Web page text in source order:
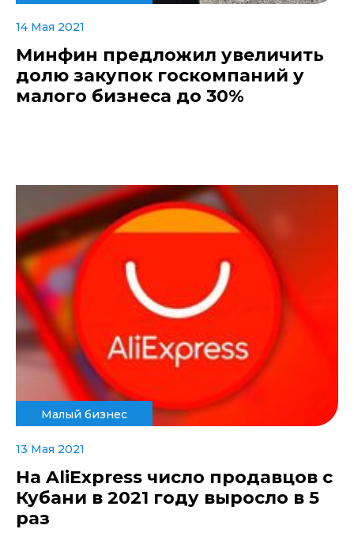
14 Мая 2021
Минфин предложил увеличить
долю закупок госкомпаний у
малого бизнеса до 30%
Малый бизнес
13 Мая 2021
На AliExpress число продавцов с
Кубани в 2021 году выросло в 5
раз